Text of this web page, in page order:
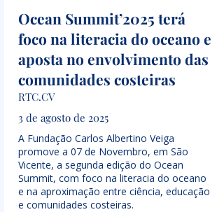
Ocean Summit’2025 terá
foco na literacia do oceano e
aposta no envolvimento das
comunidades costeiras
RTC.CV
3 de agosto de 2025
A Fundação Carlos Albertino Veiga
promove a 07 de Novembro, em São
Vicente, a segunda edição do Ocean
Summit, com foco na literacia do oceano
e na aproximação entre ciência, educação
e comunidades costeiras.